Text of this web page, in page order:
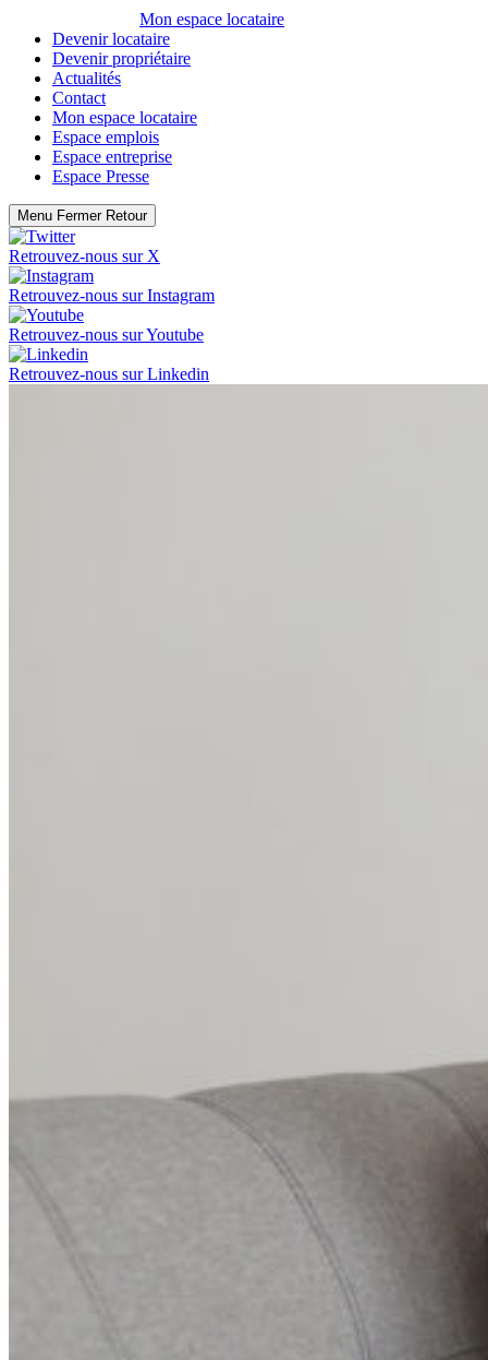
Mon espace locataire
Devenir locataire
Devenir propriétaire
Actualités
Contact
Mon espace locataire
Espace emplois
Espace entreprise
Espace Presse
Menu Fermer Retour
Retrouvez-nous sur X
Retrouvez-nous surInstagram
Retrouvez-nous surYoutube
Retrouvez-nous surLinkedin